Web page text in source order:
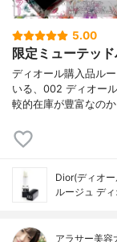
5.00
限定ミューテッ
ディオール購入品ル
いる、002 ディオー
較的在庫が豊富なの
Dior(ディオー
ルージュ デ
アラサー美容